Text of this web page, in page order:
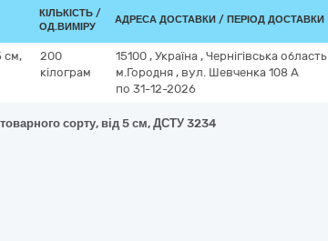
КІЛЬКІСТЬ /
ОД.ВИМІРУ
АДРЕСА ДОСТАВКИ / ПЕРІОД ДОСТАВКИ
см,
200
кілограм
15100 , Україна , Чернігівська область
м.Городня , вул. Шевченка 108 А
по 31-12-2026
сорту, від 5 см, ДСТУ 3234